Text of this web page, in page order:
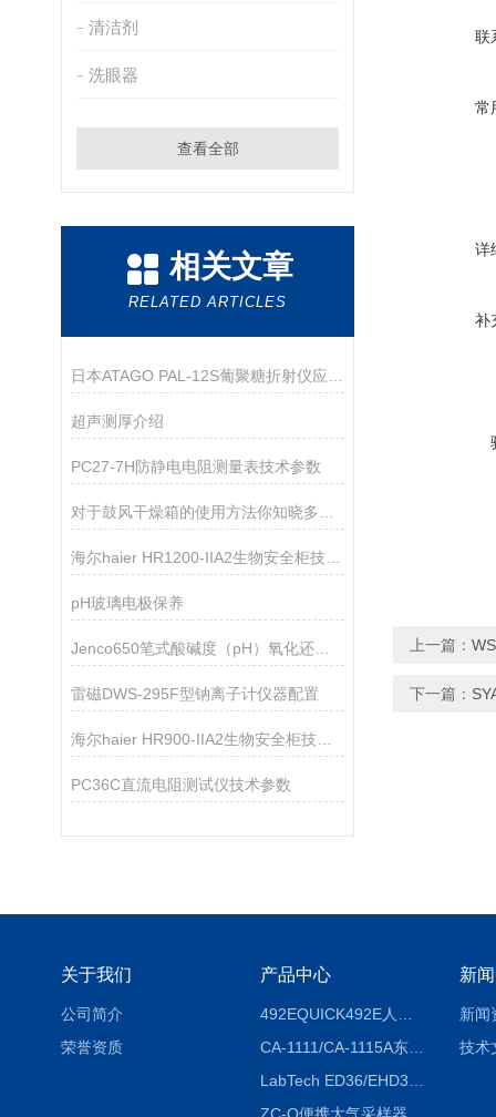
清洁剂
洗眼器
查看全部
相关文章
RELATED ARTICLES
超声测厚介绍
PC27-7H防静电电阻测量表技术参数
海尔haier HR1200-IIA2生物安全柜技术资料
pH玻璃电极保养
Jenco650笔式酸碱度（pH）氧化还原（ORP）测试仪
雷磁DWS-295F型钠离子计仪器配置
海尔haier HR900-IIA2生物安全柜技术参数
PC36C直流电阻测试仪技术参数
联
常
详
补
上一篇：
下一篇：
关于我们
公司简介
荣誉资质
产品中心
CA-1111/CA-1115A东京理化EYELA CA-1111/CA-1115A冷却水循环装置
新
新闻
技术